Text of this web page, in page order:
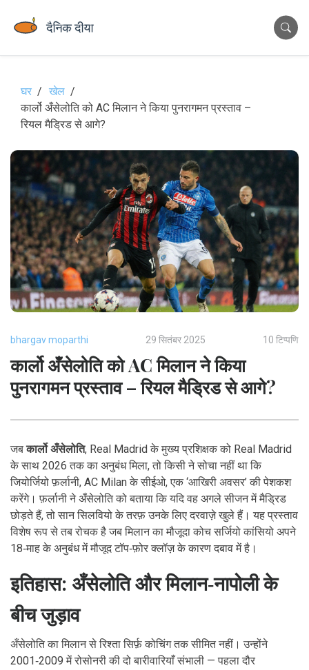
घर
खेल
कार्लो अँसेलोति को AC मिलान ने किया पुनरागमन प्रस्ताव –
रियल मैड्रिड से आगे?
bhargav moparthi 29 सितंबर 2025 10 टिप्पणि
कार्लो अँसेलोति को AC मिलान ने किया
पुनरागमन प्रस्ताव – रियल मैड्रिड से आगे?
जबकार्लो अँसेलोति, Real Madrid के मुख्य प्रशिक्षकको Real Madrid
के साथ 2026 तक का अनुबंध मिला, तो किसी ने सोचा नहीं था कि
जियोर्जियो फ़र्लानी, AC Milanके सीईओ, एक ‘आखिरी अवसर’ की पेशकश
करेंगे। फ़र्लानी ने अँसेलोति को बताया कि यदि वह अगले सीजन में मैड्रिड
छोड़ते हैं, तो सान सिलवियो के तरफ़ उनके लिए दरवाज़े खुले हैं। यह प्रस्ताव
विशेष रूप से तब रोचक है जब मिलान का मौजूदा कोचसर्जियो कांसियो अपने
18‑माह के अनुबंध में मौजूद टॉप‑फ़ोर क्लॉज़ के कारण दबाव में है।
इतिहास: अँसेलोति और मिलान‑नापोली के
बीच जुड़ाव
अँसेलोति का मिलान से रिश्ता सिर्फ़ कोचिंग तक सीमित नहीं। उन्होंने
2001‑2009 में रोसोनरी की दो बारीवारियाँ संभाली — पहला दौर